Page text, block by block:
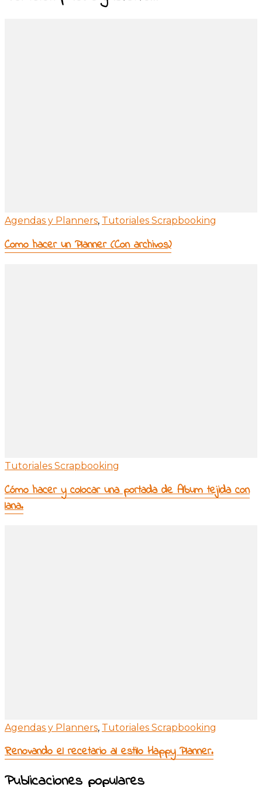
Agendas y Planners, Tutoriales Scrapbooking
Como hacer un Planner (Con archivos)
Tutoriales Scrapbooking
Cómo hacer y colocar una portada de Album tejida con
lana.
Agendas y Planners, Tutoriales Scrapbooking
Renovando el recetario al estilo Happy Planner.
Publicaciones populares